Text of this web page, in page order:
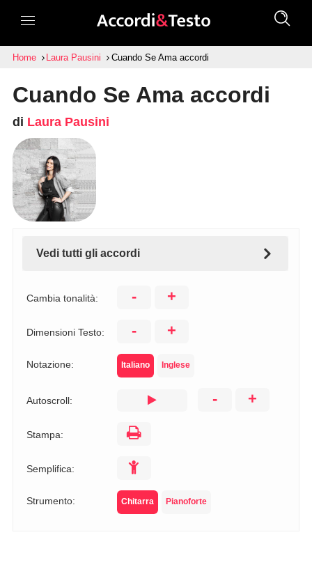
Home Laura Pausini Cuando Se Ama accordi
Cuando Se Ama accordi
di Laura Pausini
Vedi tutti gli accordi
Cambia tonalità: - +
Dimensioni Testo: - +
Notazione: Italiano Inglese
Autoscroll: - +
Stampa:
Semplifica:
Strumento: Chitarra Pianoforte